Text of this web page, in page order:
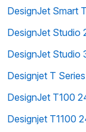
DesignJet Smart
DesignJet Studio
DesignJet Studio
Designjet T Series
DesignJet T100
Designjet T1100